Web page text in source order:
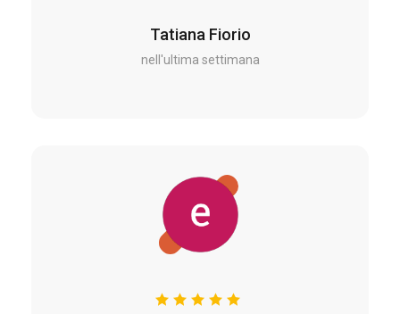
Tatiana Fiorio
nell'ultima settimana